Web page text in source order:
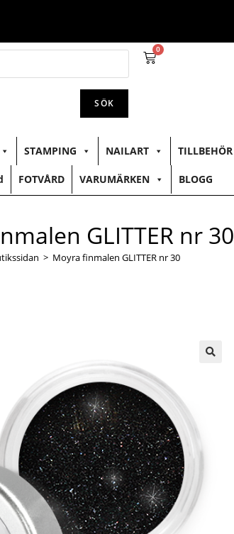
SÖK
0
STAMPING NAILART TILLBEHÖR
FOTVÅRD VARUMÄRKEN BLOGG
GLITTER nr 30
> Moyra finmalen GLITTER nr 30